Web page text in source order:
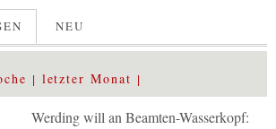
NEU
letzter Monat
Werding will an Beamten-Wasserkopf: